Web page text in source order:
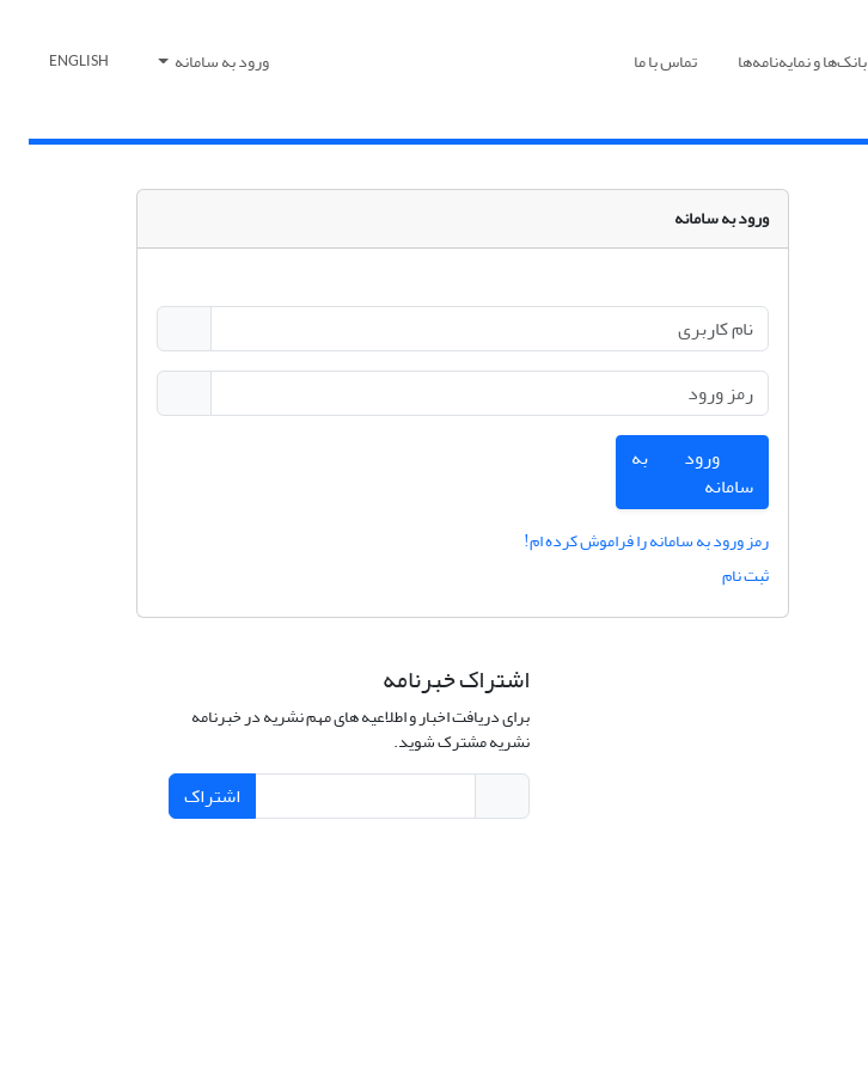
بانک‌ها و نمایه‌نامه‌ها تماس با ما ورود به سامانه ENGLISH
ورود به سامانه
ورود به
سامانه
رمز ورود به سامانه را فراموش کرده ام!
ثبت نام
اشتراک خبرنامه
برای دریافت اخبار و اطلاعیه های مهم نشریه در خبرنامه
نشریه مشترک شوید.
اشتراک